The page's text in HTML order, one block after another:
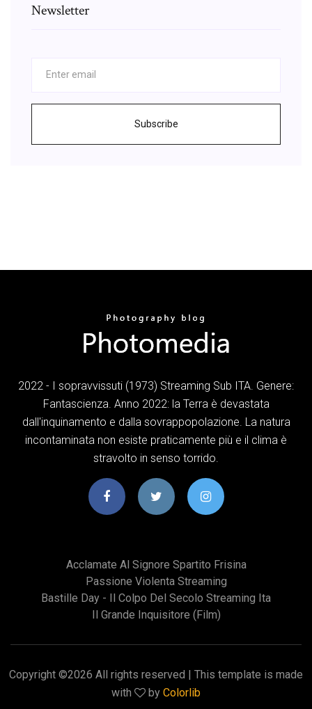
Newsletter
Subscribe
2022 - I sopravvissuti (1973) Streaming Sub ITA. Genere:
Fantascienza. Anno 2022: la Terra è devastata
dall'inquinamento e dalla sovrappopolazione. La natura
incontaminata non esiste praticamente più e il clima è
stravolto in senso torrido.
Acclamate Al Signore Spartito Frisina
Passione Violenta Streaming
Bastille Day - Il Colpo Del Secolo Streaming Ita
Il Grande Inquisitore (film)
Copyright ©2026 All rights reserved | This template is made
with
by Colorlib